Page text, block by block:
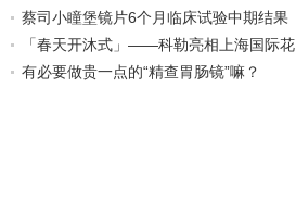
蔡司小瞳堡镜片6个月临床试验中期结果
「春天开沐式」——科勒亮相上海国际花
有必要做贵一点的“精查胃肠镜”嘛？